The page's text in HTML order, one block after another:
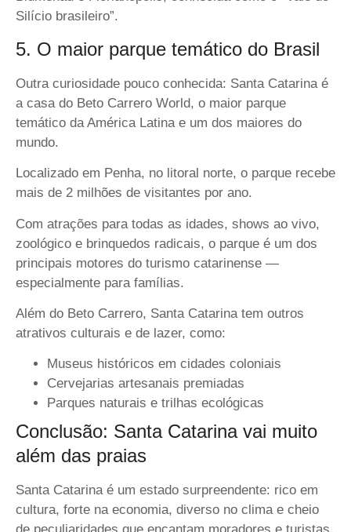
Silício brasileiro”.
5. O maior parque temático do Brasil
Outra curiosidade pouco conhecida: Santa Catarina é
a casa do Beto Carrero World, o maior parque
temático da América Latina e um dos maiores do
mundo.
Localizado em Penha, no litoral norte, o parque recebe
mais de 2 milhões de visitantes por ano.
Com atrações para todas as idades, shows ao vivo,
zoológico e brinquedos radicais, o parque é um dos
principais motores do turismo catarinense —
especialmente para famílias.
Além do Beto Carrero, Santa Catarina tem outros
atrativos culturais e de lazer, como:
Museus históricos em cidades coloniais
Cervejarias artesanais premiadas
Parques naturais e trilhas ecológicas
Conclusão: Santa Catarina vai muito
além das praias
Santa Catarina é um estado surpreendente: rico em
cultura, forte na economia, diverso no clima e cheio